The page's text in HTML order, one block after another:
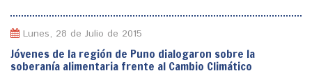
Lunes, 28 de Julio de 2015
Jóvenes de la región de Puno dialogaron sobre la
soberanía alimentaria frente al Cambio Climático